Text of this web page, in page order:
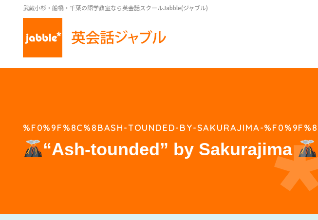
武蔵小杉・船橋・千葉の語学教室なら英会話スクールJabble(ジャブル)
%F0%9F%8C%8BASH-TOUNDED-BY-SAKURAJIMA-
“Ash-tounded” by Sakurajima